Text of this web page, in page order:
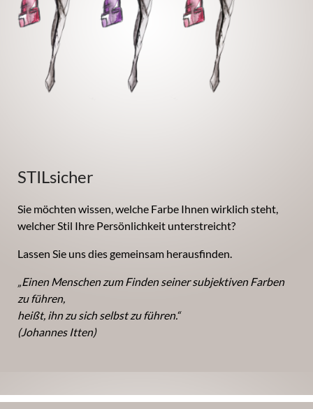
STILsicher
Sie möchten wissen, welche Farbe Ihnen wirklich steht,
welcher Stil Ihre Persönlichkeit unterstreicht?
Lassen Sie uns dies gemeinsam herausfinden.
„Einen Menschen zum Finden seiner subjektiven Farben
zu führen,
heißt, ihn zu sich selbst zu führen.“
(Johannes Itten)